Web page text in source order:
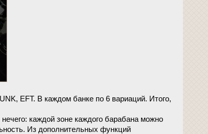
EFT. В каждом банке по 6 вариаций. Итого,
каждой зоне каждого барабана можно
Из дополнительных функций